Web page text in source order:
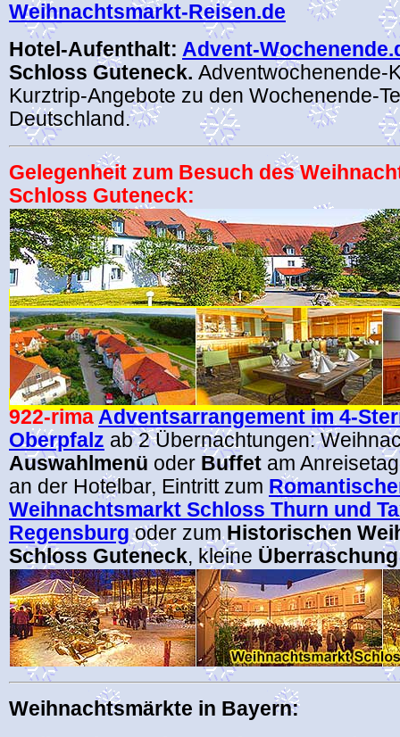
Weihnachtsmarkt-Reisen.de
Hotel-Aufenthalt: Advent-
Schloss Guteneck. Adventwochenende-
Kurztrip-Angebote zu den Wochenende-
Deutschland.
Gelegenheit zum Besuch des
Schloss Guteneck:
922-rimaAdventsarrangement im 4-
Oberpfalz ab 2 Übernachtungen:
Auswahlmenü oder Buffet am
an der Hotelbar, Eintritt zum
Weihnachtsmarkt Schloss Thurn und
Regensburgoder zumHistorischen
Schloss Guteneck, kleine Überraschung
Weihnachtsmärkte in Bayern: